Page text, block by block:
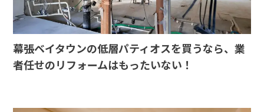
幕張ベイタウンの低層パティオスを買うなら、業
者任せのリフォームはもったいない！